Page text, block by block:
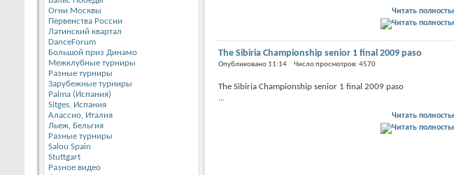
Огни Москвы
Первенства России
Латинский квартал
DanceForum
Большой приз Динамо
Межклубные турниры
Разные турниры
Зарубежные турниры
Palma (Испания)
Sitges, Испания
Алассио, Италия
Льеж, Бельгия
Разные турниры
Salou Spain
Stuttgart
Разное видео
Читать
The Sibiria Championship senior 1 final 2009 paso
Опубликовано 11:14 Число просмотров: 4570
The Sibiria Championship senior 1 final 2009 paso
Читать